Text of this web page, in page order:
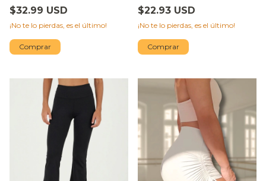
$32.99 USD
¡No te lo pierdas, es el último!
Comprar
$22.93 USD
¡No te lo pierdas, es el último!
Comprar